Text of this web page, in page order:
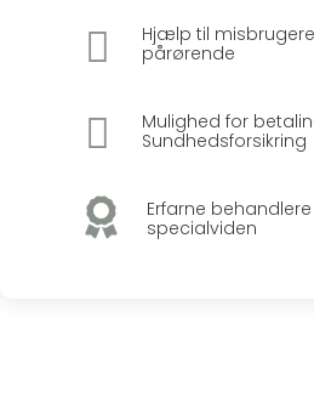

Hjælp til
pårørende

Mulighed for
Sundhedsforsikring

Erfarne
specialviden